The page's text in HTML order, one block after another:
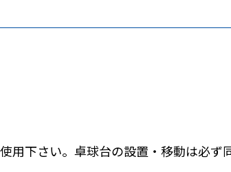
下さい。卓球台の設置・移動は必ず